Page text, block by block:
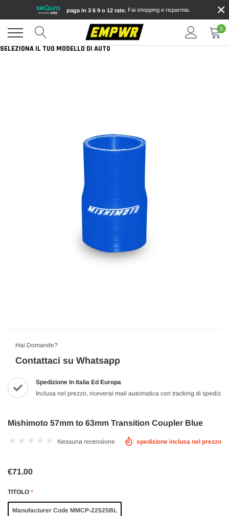
contenuti
paga in 3 6 9 o 12 rate. Fai shopping e risparmia. ×
0
SELEZIONA IL TUO MODELLO DI AUTO
Hai Domande?
Contattaci su Whatsapp
Spedizione In Italia Ed Europa
Inclusa nel prezzo, riceverai mail automatica con tracking di
Mishimoto 57mm to 63mm Transition Coupler Blue
Nessuna recensione spedizione inclusa nel prezzo
€71.00
TITOLO *
Manufacturer Code MMCP-22525BL